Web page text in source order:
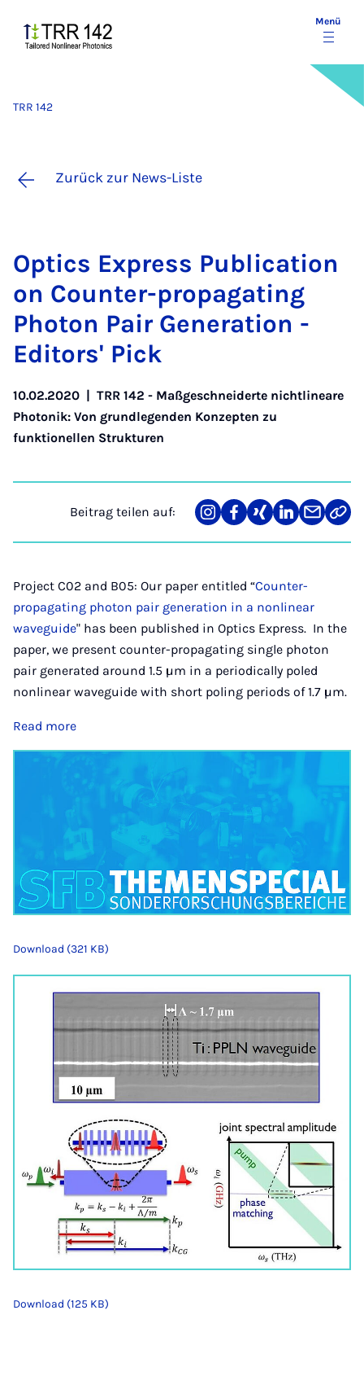
Menü
TRR 142
Zurück zur News-Liste
Op­tics Ex­press Pu­bli­ca­ti­on
on Coun­ter-pro­pa­ga­ting
Pho­ton Pair Ge­ne­ra­ti­on -
Edi­tors' Pick
10.02.2020 | TRR 142 - Maßgeschneiderte nichtlineare
Photonik: Von grundlegenden Konzepten zu
funktionellen Strukturen
Beitrag teilen auf:
Teilen
auf
Teilen
auf
Teilen
auf
Teilen
auf
Teilen
über
Link
Project C02 and B05: Our paper entitled “Counter-
propagating photon pair generation in a nonlinear
waveguide" has been published in Optics Express. In the
paper, we present counter-propagating single photon
pair generated around 1.5 µm in a periodically poled
nonlinear waveguide with short poling periods of 1.7 µm.
Read more
Download (321 KB)
Download (125 KB)